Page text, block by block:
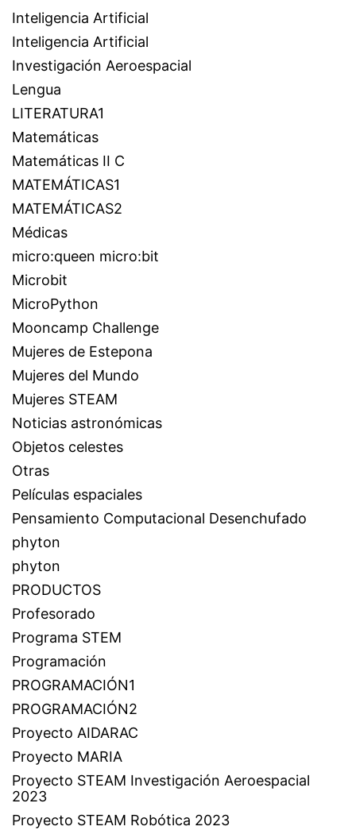
Inteligencia Artificial
Inteligencia Artificial
Investigación Aeroespacial
Lengua
LITERATURA1
Matemáticas
Matemáticas II C
MATEMÁTICAS1
MATEMÁTICAS2
Médicas
micro:queen micro:bit
Microbit
MicroPython
Mooncamp Challenge
Mujeres de Estepona
Mujeres del Mundo
Mujeres STEAM
Noticias astronómicas
Objetos celestes
Otras
Películas espaciales
Pensamiento Computacional Desenchufado
phyton
phyton
PRODUCTOS
Profesorado
Programa STEM
Programación
PROGRAMACIÓN1
PROGRAMACIÓN2
Proyecto AIDARAC
Proyecto MARIA
Proyecto STEAM Investigación Aeroespacial
2023
Proyecto STEAM Robótica 2023